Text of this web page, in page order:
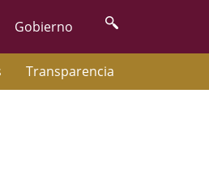
Gobierno
Transparencia